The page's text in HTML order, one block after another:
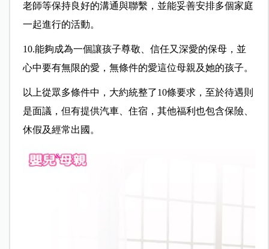
老師等保持良好的溝通與聯繫，並能妥善安排多個家庭
一起進行的活動。
10.能夠成為一個讓孩子尊敬、信任又深愛的保母，並
心中要有無限的愛，無條件的愛這位母親及她的孩子。
以上從眾多條件中，大約統整了10條要求，至於待遇則
是面議，但有提供汽車、住宿，其他福利也包含保險、
休假及經常出國。